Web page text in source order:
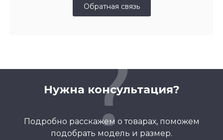
Обратная связь
Нужна консультация?
Подробно расскажем о товарах, поможем
подобрать модель и размер.